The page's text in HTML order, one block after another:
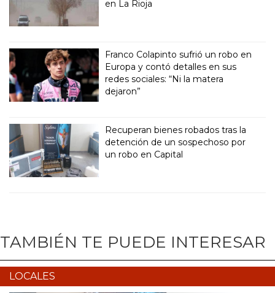
en La Rioja
Franco Colapinto sufrió un robo en
Europa y contó detalles en sus
redes sociales: “Ni la matera
dejaron”
Recuperan bienes robados tras la
detención de un sospechoso por
un robo en Capital
TAMBIÉN TE PUEDE INTERESAR
LOCALES